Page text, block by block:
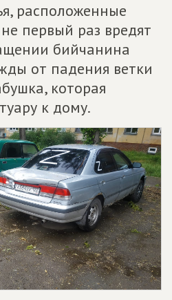
расположенные
первый раз вредят
бийчанина
от падения ветки
которая
к дому.